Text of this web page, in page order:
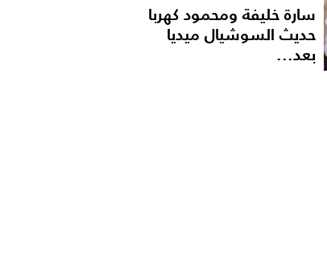
سارة خليفة ومحمود كهربا
حديث السوشيال ميديا
بعد...